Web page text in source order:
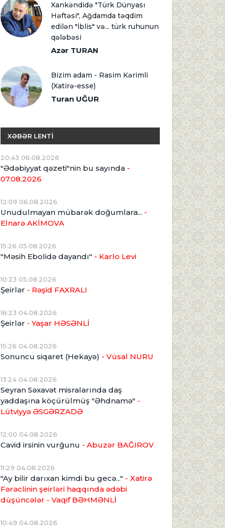
Xankəndidə "Türk Dünyası
Həftəsi", Ağdamda təqdim
edilən "İblis" və... türk ruhunun
qələbəsi
Azər TURAN
Bizim adam - Rasim Kərimli
(Xatirə-esse)
Turan UĞUR
XƏBƏR LENTİ
20:43 06.08.2026
"Ədəbiyyat qəzeti"nin bu sayında -
07.08.2026
12:09 06.08.2026
Unudulmayan mübarək doğumlara... -
Elnarə AKİMOVA
15:26 05.08.2026
"Məsih Ebolidə dayandı" - Karlo Levi
10:23 05.08.2026
Şeirlər - Rəşid FAXRALI
16:23 04.08.2026
Şeirlər - Yaşar HƏSƏNLİ
15:26 04.08.2026
Sonuncu siqaret (Hekayə) - Vüsal NURU
13:24 04.08.2026
Seyran Səxavət misralarında daş
yaddaşına köçürülmüş "Əhdnamə" -
Lütviyyə ƏSGƏRZADƏ
12:00 04.08.2026
Cavid irsinin vurğunu - Abuzər BAĞIROV
11:29 04.08.2026
"Ay bilir darıxan kimdi bu gecə..." - Xatirə
Fərəclinin şeirləri haqqında ədəbi
düşüncələr - Vaqif BƏHMƏNLİ
10:49 04.08.2026